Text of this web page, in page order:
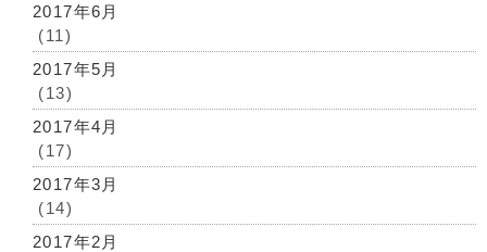
2017年6月
(11)
2017年5月
(13)
2017年4月
(17)
2017年3月
(14)
2017年2月